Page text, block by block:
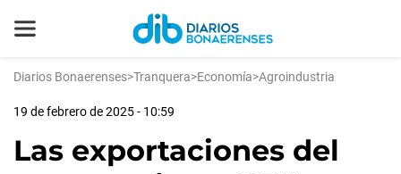
Diarios Bonaerenses>Tranquera>Economía>Agroindustria
19 de febrero de 2025 - 10:59
Las exportaciones del